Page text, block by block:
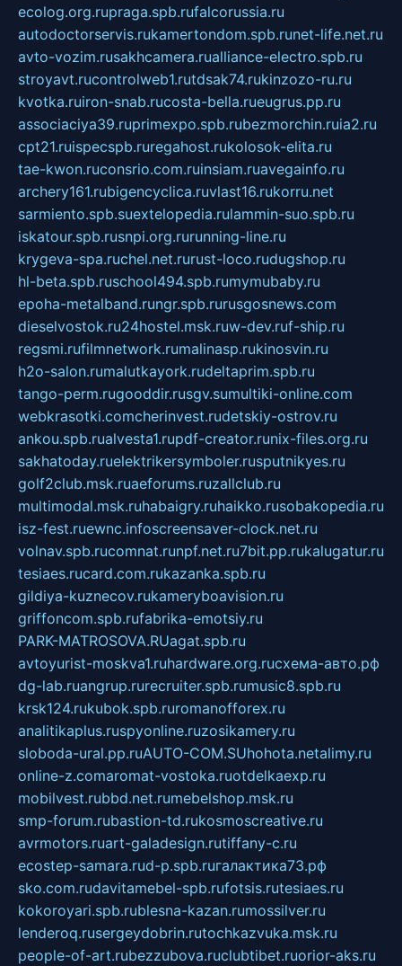
ecolog.org.rupraga.spb.rufalcorussia.ru
autodoctorservis.rukamertondom.spb.runet-life.net.ru
avto-vozim.rusakhcamera.rualliance-electro.spb.ru
stroyavt.rucontrolweb1.rutdsak74.rukinzozo-ru.ru
kvotka.ruiron-snab.rucosta-bella.rueugrus.pp.ru
associaciya39.ruprimexpo.spb.rubezmorchin.ruia2.ru
cpt21.ruispecspb.ruregahost.rukolosok-elita.ru
tae-kwon.ruconsrio.com.ruinsiam.ruavegainfo.ru
archery161.rubigencyclica.ruvlast16.rukorru.net
sarmiento.spb.suextelopedia.rulammin-suo.spb.ru
iskatour.spb.rusnpi.org.rurunning-line.ru
krygeva-spa.ruchel.net.rurust-loco.rudugshop.ru
hl-beta.spb.ruschool494.spb.rumymubaby.ru
epoha-metalband.rungr.spb.rurusgosnews.com
dieselvostok.ru24hostel.msk.ruw-dev.ruf-ship.ru
regsmi.rufilmnetwork.rumalinasp.rukinosvin.ru
h2o-salon.rumalutkayork.rudeltaprim.spb.ru
tango-perm.rugooddir.rusgv.sumultiki-online.com
webkrasotki.comcherinvest.rudetskiy-ostrov.ru
ankou.spb.rualvesta1.rupdf-creator.runix-files.org.ru
sakhatoday.ruelektrikersymboler.rusputnikyes.ru
golf2club.msk.ruaeforums.ruzallclub.ru
multimodal.msk.ruhabaigry.ruhaikko.rusobakopedia.ru
isz-fest.ruewnc.infoscreensaver-clock.net.ru
volnav.spb.rucomnat.runpf.net.ru7bit.pp.rukalugatur.ru
tesiaes.rucard.com.rukazanka.spb.ru
gildiya-kuznecov.rukameryboavision.ru
griffoncom.spb.rufabrika-emotsiy.ru
PARK-MATROSOVA.RUagat.spb.ru
avtoyurist-moskva1.ruhardware.org.ruсхема-авто.рф
dg-lab.ruangrup.rurecruiter.spb.rumusic8.spb.ru
krsk124.rukubok.spb.ruromanofforex.ru
analitikaplus.ruspyonline.ruzosikamery.ru
sloboda-ural.pp.ruAUTO-COM.SUhohota.netalimy.ru
online-z.comaromat-vostoka.ruotdelkaexp.ru
mobilvest.rubbd.net.rumebelshop.msk.ru
smp-forum.rubastion-td.rukosmoscreative.ru
avrmotors.ruart-galadesign.rutiffany-c.ru
ecostep-samara.rud-p.spb.ruгалактика73.рф
sko.com.rudavitamebel-spb.rufotsis.rutesiaes.ru
kokoroyari.spb.rublesna-kazan.rumossilver.ru
lenderoq.rusergeydobrin.rutochkazvuka.msk.ru
people-of-art.rubezzubova.ruclubtibet.ruorior-aks.ru